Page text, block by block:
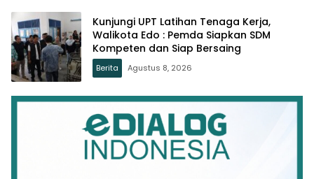
Kunjungi UPT Latihan Tenaga Kerja,
Walikota Edo : Pemda Siapkan SDM
Kompeten dan Siap Bersaing
Berita Agustus 8, 2026